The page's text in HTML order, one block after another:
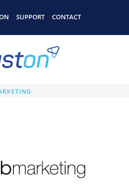
SUPPORT CONTACT